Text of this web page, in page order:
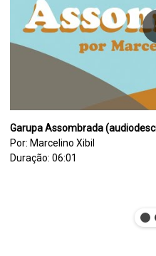
Garupa Assombrada
Por: Marcelino Xibil
Duração: 06:01